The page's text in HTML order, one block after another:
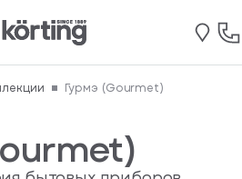
Юридическое лицо
Гурмэ (Gourmet)